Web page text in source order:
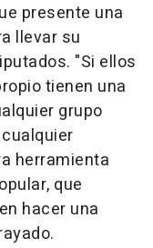
presente una
llevar su
"Si ellos
tienen una
grupo
herramienta
que
hacer una